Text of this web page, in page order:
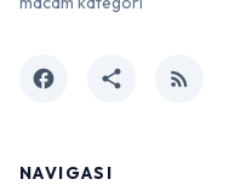
facebook share rss_feed
NAVIGASI